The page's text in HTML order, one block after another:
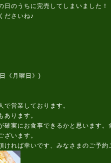
のうちに完売してしまいました！
ださいね♪
《月曜日》)
営業しております。
ります。
実にお食事できるかと思います。
ざいます。
れば幸いです、みなさまのご予約